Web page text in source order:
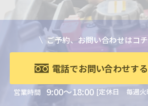
ご予約、お問い合わせはコ
電話でお問い合わせする
営業時間 9:00～18:00 [定休日 毎週火